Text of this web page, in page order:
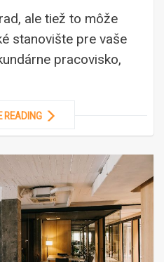
ale tiež to môže
stanovište pre vaše
pracovisko,
READING